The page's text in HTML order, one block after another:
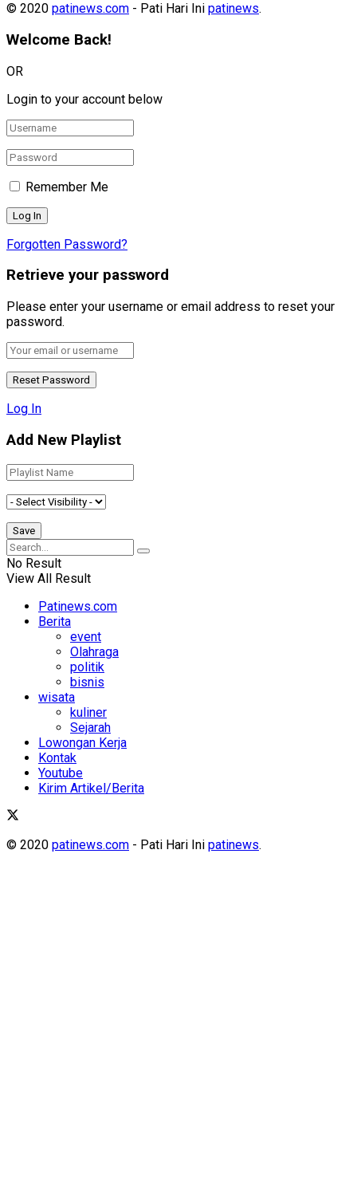
© 2020 patinews.com - Pati Hari Ini patinews.
Welcome Back!
OR
Login to your account below
Remember Me
Forgotten Password?
Retrieve your password
Please enter your username or email address to reset your
password.
Log In
Add New Playlist
No Result
View All Result
Patinews.com
Berita
event
Olahraga
politik
bisnis
wisata
kuliner
Sejarah
Lowongan Kerja
Kontak
Youtube
Kirim Artikel/Berita
© 2020 patinews.com - Pati Hari Ini patinews.